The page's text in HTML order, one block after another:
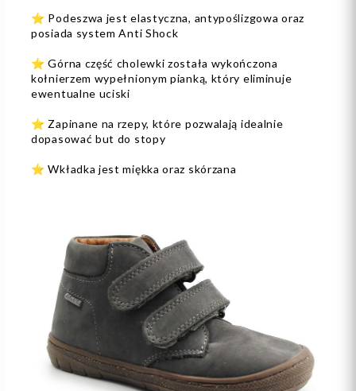
⭐️ Podeszwa jest elastyczna, antypoślizgowa oraz
posiada system Anti Shock
⭐️ Górna część cholewki została wykończona
kołnierzem wypełnionym pianką, który eliminuje
ewentualne uciski
⭐️ Zapinane na rzepy, które pozwalają idealnie
dopasować but do stopy
⭐️ Wkładka jest miękka oraz skórzana